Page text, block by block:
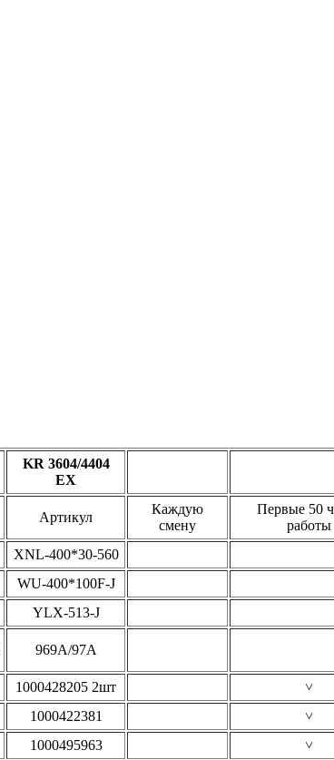
KR 3604/4404
EX
Артикул
Каждую
смену
Первые 50
работы
XNL-400*30-560
WU-400*100F-J
YLX-513-J
969A/97A
1000428205 2шт ˅
1000422381 ˅
1000495963 ˅